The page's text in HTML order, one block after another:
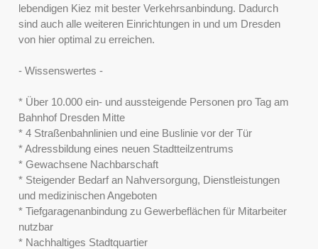
lebendigen Kiez mit bester Verkehrsanbindung. Dadurch
sind auch alle weiteren Einrichtungen in und um Dresden
von hier optimal zu erreichen.
- Wissenswertes -
* Über 10.000 ein- und aussteigende Personen pro Tag am
Bahnhof Dresden Mitte
* 4 Straßenbahnlinien und eine Buslinie vor der Tür
* Adressbildung eines neuen Stadtteilzentrums
* Gewachsene Nachbarschaft
* Steigender Bedarf an Nahversorgung, Dienstleistungen
und medizinischen Angeboten
* Tiefgaragenanbindung zu Gewerbeflächen für Mitarbeiter
nutzbar
* Nachhaltiges Stadtquartier